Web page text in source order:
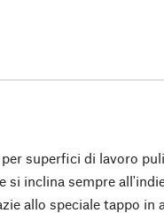
superfici di lavoro
si inclina sempre
allo speciale tappo in